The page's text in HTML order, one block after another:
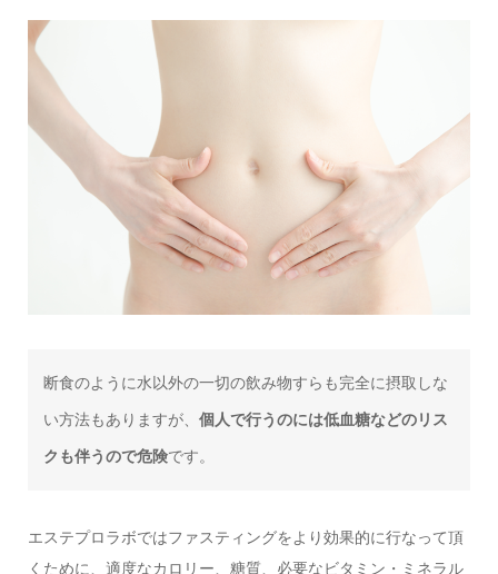
断食のように水以外の一切の飲み物すらも完全に摂取しな
い方法もありますが、 個人で行うのには低血糖などのリス
クも伴うので危険です。
エステプロラボではファスティングをより効果的に行なって頂
くために、適度なカロリー、糖質、必要なビタミン・ミネラル